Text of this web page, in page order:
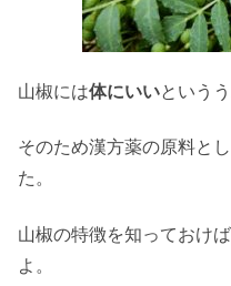
山椒には体にいいという
そのため漢方薬の原料と
た。
山椒の特徴を知っておけ
よ。